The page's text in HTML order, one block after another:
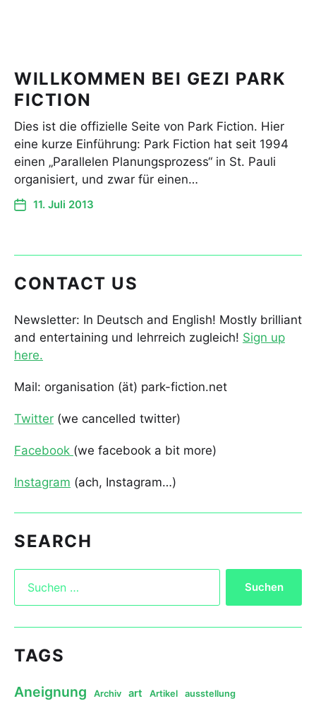
WILLKOMMEN BEI GEZI PARK
FICTION
Dies ist die offizielle Seite von Park Fiction. Hier
eine kurze Einführung: Park Fiction hat seit 1994
einen „Parallelen Planungsprozess“ in St. Pauli
organisiert, und zwar für einen…
11. Juli 2013
CONTACT US
Newsletter: In Deutsch and English! Mostly brilliant
and entertaining und lehrreich zugleich! Sign up
here.
Mail: organisation (ät) park-fiction.net
Twitter (we cancelled twitter)
Facebook (we facebook a bit more)
Instagram (ach, Instagram…)
SEARCH
TAGS
Aneignung Archiv art Artikel ausstellung